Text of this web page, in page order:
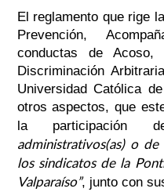
El reglamento que rige
Prevención,
conductas de Acoso,
Discriminación
Universidad Católica
otros aspectos, que
la participación
administrativos(as) o
los sindicatos de la
Valparaíso”, junto con